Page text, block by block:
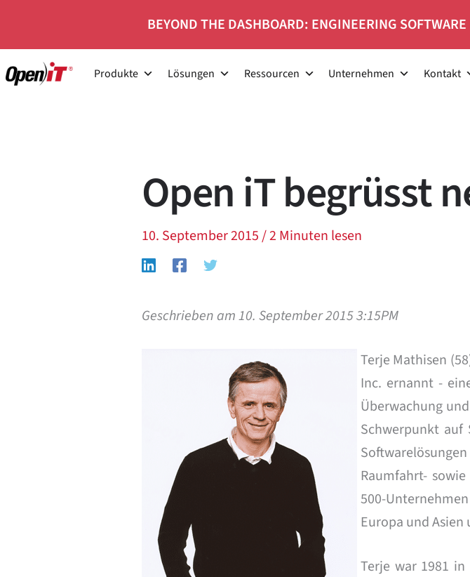
springen
BEYOND THE DASHBOARD: ENGINEERING
Produkte Lösungen Ressourcen Unternehmen Kontakt
Open iT begrüsst
10. September 2015/2 Minuten lesen
Geschrieben am 10. September 2015 3:15PM
Terje Mathisen
Inc. ernannt -
Überwachung
Schwerpunkt auf
Raumfahrt-
500-
Europa und
Terje war 1981